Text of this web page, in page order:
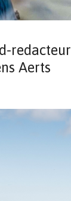
redacteur
Aerts